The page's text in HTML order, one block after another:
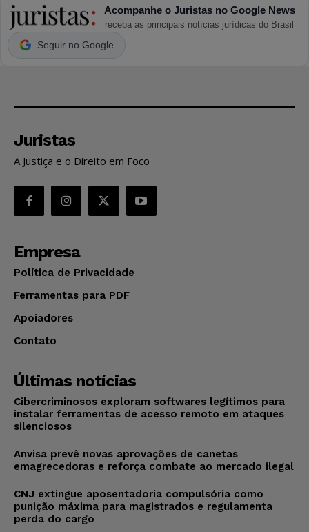
Acompanhe o Juristas no Google News
receba as principais notícias jurídicas do Brasil
Seguir no Google
Juristas
A Justiça e o Direito em Foco
Empresa
Política de Privacidade
Ferramentas para PDF
Apoiadores
Contato
Últimas notícias
Cibercriminosos exploram softwares legítimos para
instalar ferramentas de acesso remoto em ataques
silenciosos
Anvisa prevê novas aprovações de canetas
emagrecedoras e reforça combate ao mercado ilegal
CNJ extingue aposentadoria compulsória como
punição máxima para magistrados e regulamenta
perda do cargo